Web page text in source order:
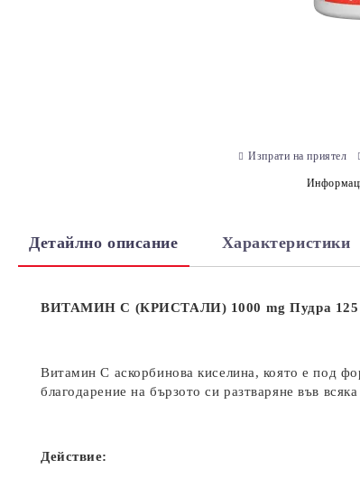
Изпрати на приятел
Детайлно описание Характеристики
ВИТАМИН С (КРИСТАЛИ) 1000 mgПудра
Витамин C аскорбинова киселина, която е под
благодарение на бързото си разтваряне във
Действие: